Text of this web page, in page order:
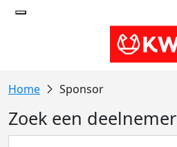
Sponsor
Zoek een deelnemer